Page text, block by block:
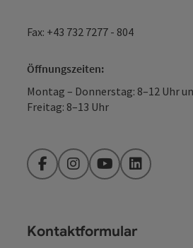
Fax: +43 732 7277 - 804
Öffnungszeiten:
Montag – Donnerstag: 8–12 Uhr
Freitag: 8–13 Uhr
FacebookInstagramYouTubeLinkedIn
Kontaktformular